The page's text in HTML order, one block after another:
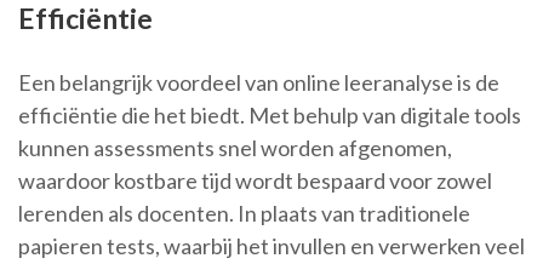
Efficiëntie
Een belangrijk voordeel van online leeranalyse is de
efficiëntie die het biedt. Met behulp van digitale tools
kunnen assessments snel worden afgenomen,
waardoor kostbare tijd wordt bespaard voor zowel
lerenden als docenten. In plaats van traditionele
papieren tests, waarbij het invullen en verwerken veel